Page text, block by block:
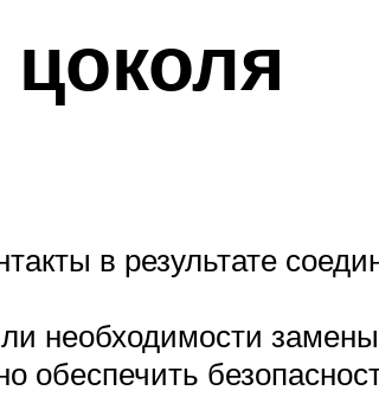
в результате
необходимости замены
обеспечить